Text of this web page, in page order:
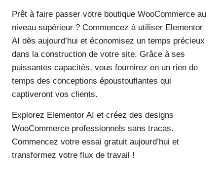
Prêt à faire passer votre boutique WooCommerce au
niveau supérieur ? Commencez à utiliser Elementor
AI dès aujourd’hui et économisez un temps précieux
dans la construction de votre site. Grâce à ses
puissantes capacités, vous fournirez en un rien de
temps des conceptions époustouflantes qui
captiveront vos clients.
Explorez Elementor AI et créez des designs
WooCommerce professionnels sans tracas.
Commencez votre essai gratuit aujourd’hui et
transformez votre flux de travail !